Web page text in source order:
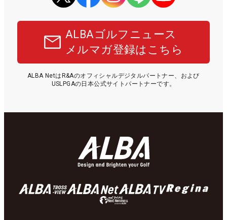
ALBAゴルフニュース
メルマガ登録はこちら
ALBA NetはR&Aのオフィシャルデジタルパートナー、および
USLPGAの日本公式サイトパートナーです。